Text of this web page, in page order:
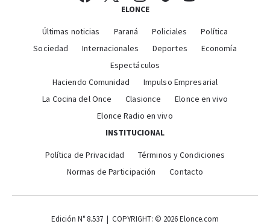
ELONCE
Últimas noticias Paraná Policiales
Política
Sociedad
Internacionales Deportes
Economía
Espectáculos
Haciendo Comunidad
Impulso Empresarial
La Cocina del Once
Clasionce
Elonce en vivo
Elonce Radio en vivo
INSTITUCIONAL
Política de Privacidad
Términos y Condiciones
Normas de Participación
Contacto
Edición N° 8.537 | COPYRIGHT: © 2026 Elonce.com